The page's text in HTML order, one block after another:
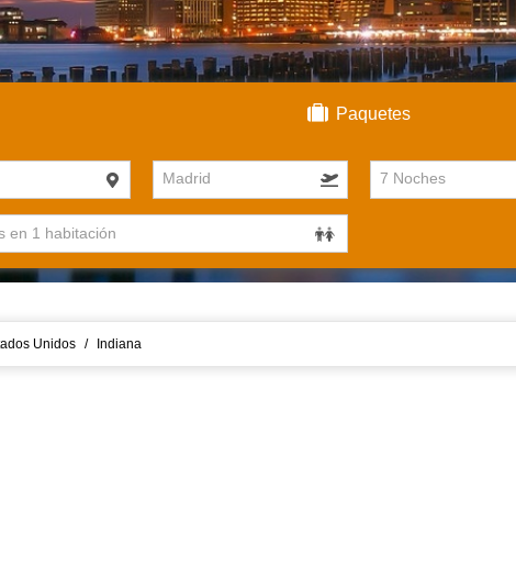
Paquetes
Madrid 7 Noches
Unidos / Indiana